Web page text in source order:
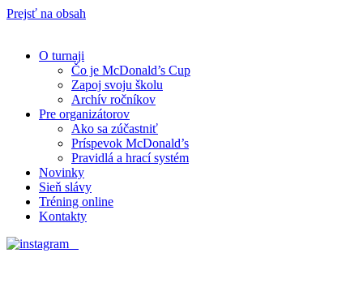
Prejsť na obsah
O turnaji
Čo je McDonald’s Cup
Zapoj svoju školu
Archív ročníkov
Pre organizátorov
Ako sa zúčastniť
Príspevok McDonald’s
Pravidlá a hrací systém
Novinky
Sieň slávy
Tréning online
Kontakty